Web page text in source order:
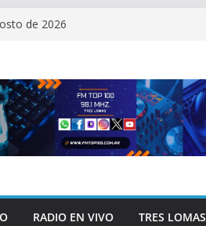
de 2026
RADIO EN VIVO TRES LOMAS